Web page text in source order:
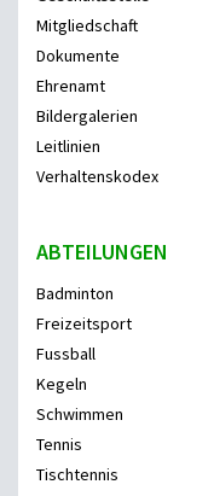
Mitgliedschaft
Dokumente
Ehrenamt
Bildergalerien
Leitlinien
Verhaltenskodex
ABTEILUNGEN
Badminton
Freizeitsport
Fussball
Kegeln
Schwimmen
Tennis
Tischtennis